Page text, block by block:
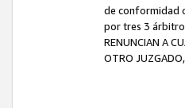
de conformidad
por tres 3
RENUNCIAN A
OTRO